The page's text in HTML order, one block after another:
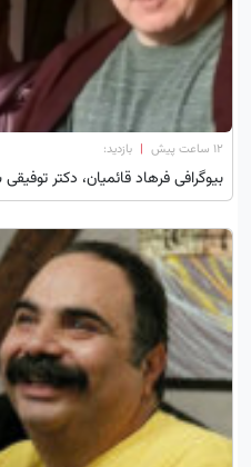
۱۲ ساعت پیش | بازدید:
بیوگرافی فرهاد قائمیان، دکتر